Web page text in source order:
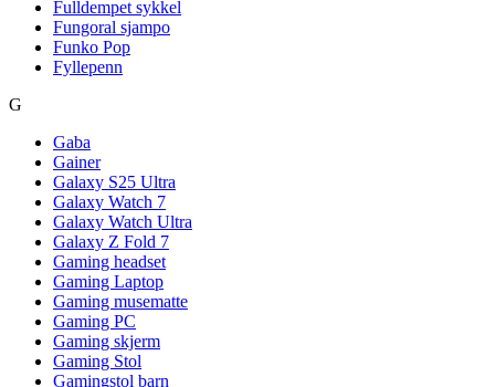
Fulldempet sykkel
Fungoral sjampo
Funko Pop
Fyllepenn
G
Gaba
Gainer
Galaxy S25 Ultra
Galaxy Watch 7
Galaxy Watch Ultra
Galaxy Z Fold 7
Gaming headset
Gaming Laptop
Gaming musematte
Gaming PC
Gaming skjerm
Gaming Stol
Gamingstol barn